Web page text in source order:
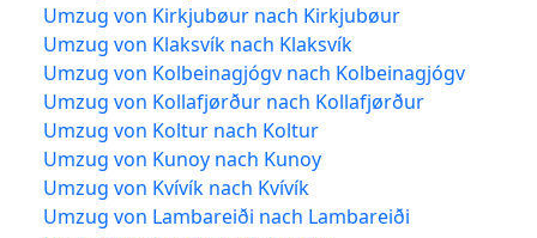
Umzug von Kirkjubøur nach Kirkjubøur
Umzug von Klaksvík nach Klaksvík
Umzug von Kolbeinagjógv nach Kolbeinagjógv
Umzug von Kollafjørður nach Kollafjørður
Umzug von Koltur nach Koltur
Umzug von Kunoy nach Kunoy
Umzug von Kvívík nach Kvívík
Umzug von Lambareiði nach Lambareiði